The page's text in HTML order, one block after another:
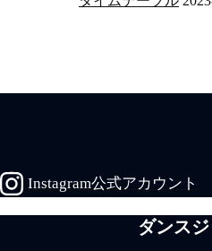
Instagram公式アカウント
ダンス